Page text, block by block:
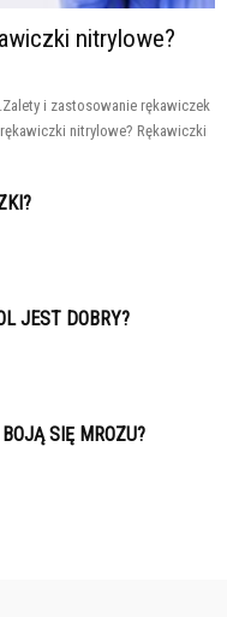
nitrylowe?
i zastosowanie rękawiczek
nitrylowe? Rękawiczki
JEST DOBRY?
SIĘ MROZU?